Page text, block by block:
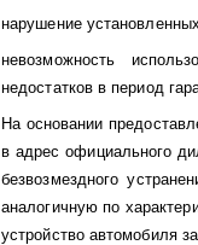
нарушение
невозможность
недостатков в период
На основании
в адрес официального
безвозмездного
аналогичную по
устройство автомобиля